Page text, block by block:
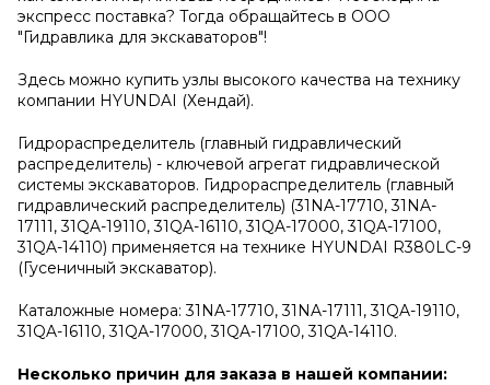
экспресс поставка? Тогда обращайтесь в ООО
"Гидравлика для экскаваторов"!
Здесь можно купить узлы высокого качества на технику
компании HYUNDAI (Хендай).
Гидрораспределитель (главный гидравлический
распределитель) - ключевой агрегат гидравлической
системы экскаваторов. Гидрораспределитель (главный
гидравлический распределитель) (31NA-17710, 31NA-
17111, 31QA-19110, 31QA-16110, 31QA-17000, 31QA-17100,
31QA-14110) применяется на технике HYUNDAI R380LC-9
(Гусеничный экскаватор).
Каталожные номера: 31NA-17710, 31NA-17111, 31QA-19110,
31QA-16110, 31QA-17000, 31QA-17100, 31QA-14110.
Несколько причин для заказа в нашей компании: